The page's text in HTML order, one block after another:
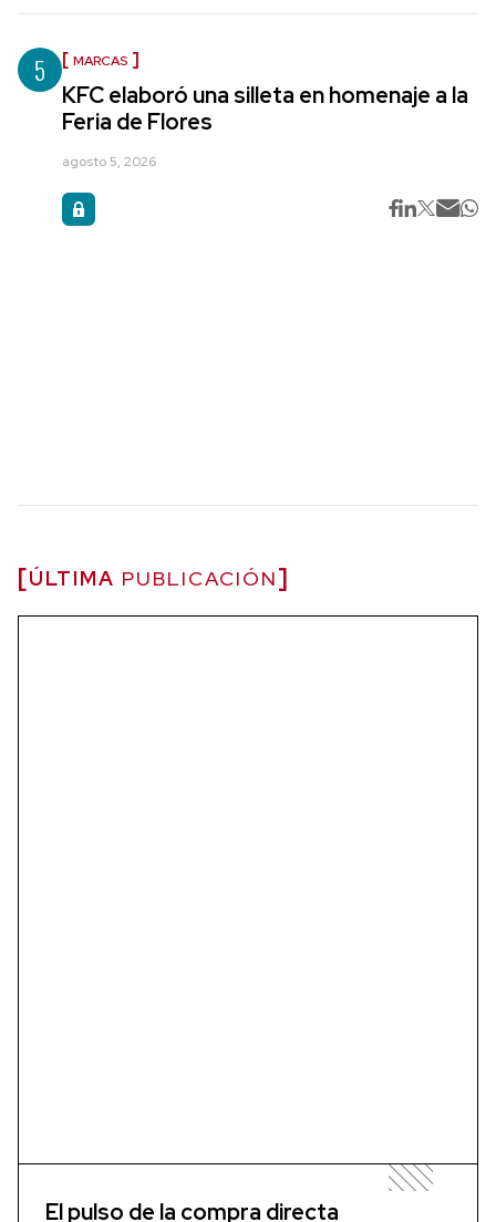
5 MARCAS
KFC elaboró una silleta en homenaje a la
Feria de Flores
agosto 5, 2026
ÚLTIMA PUBLICACIÓN
El pulso de la compra directa